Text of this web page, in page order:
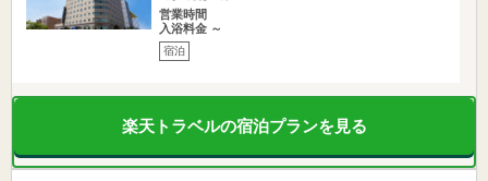
営業時間
入浴料金 ～
宿泊
楽天トラベルの宿泊プランを見る